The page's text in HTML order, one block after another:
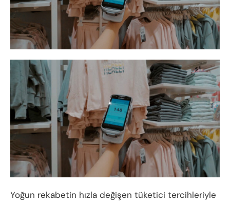
Yoğun rekabetin hızla değişen tüketici tercihleriyle